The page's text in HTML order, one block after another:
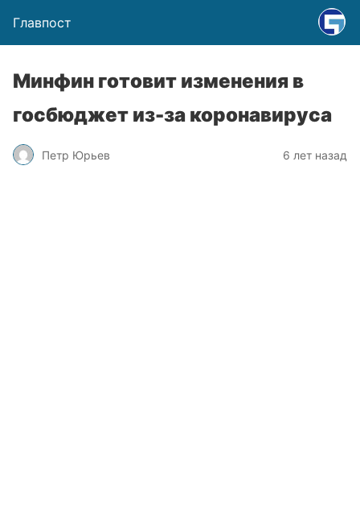
Главпост
Минфин готовит изменения в
госбюджет из-за коронавируса
Петр Юрьев 6 лет назад